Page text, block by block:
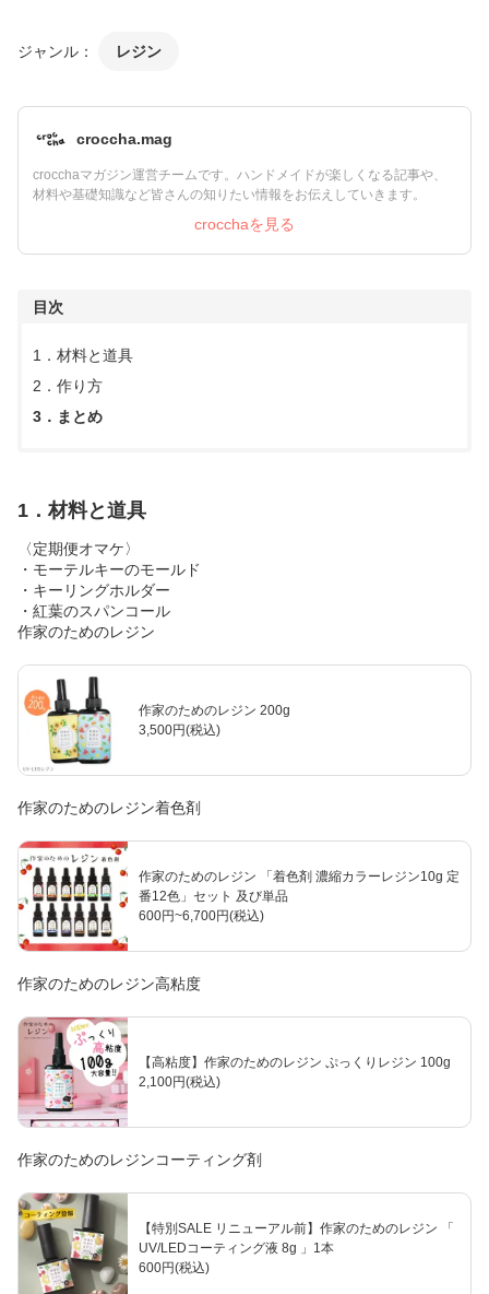
ジャンル： レジン
croccha.mag
crocchaマガジン運営チームです。ハンドメイドが楽しくなる記事や、
材料や基礎知識など皆さんの知りたい情報をお伝えしていきます。
crocchaを見る
目次
1．材料と道具
2．作り方
3．まとめ
1．材料と道具
〈定期便オマケ〉
・モーテルキーのモールド
・キーリングホルダー
・紅葉のスパンコール
作家のためのレジン
作家のためのレジン 200g
3,500円(税込)
作家のためのレジン着色剤
作家のためのレジン 「着色剤 濃縮カラーレジン10g 定
番12色」セット 及び単品
600円~6,700円(税込)
作家のためのレジン高粘度
【高粘度】作家のためのレジン ぷっくりレジン 100g
2,100円(税込)
作家のためのレジンコーティング剤
【特別SALE リニューアル前】作家のためのレジン 「
UV/LEDコーティング液 8g 」1本
600円(税込)